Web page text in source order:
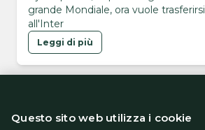
grande Mondiale, ora vuole trasferirsi
all'Inter
Leggi di più
Questo sito web utilizza i cookie